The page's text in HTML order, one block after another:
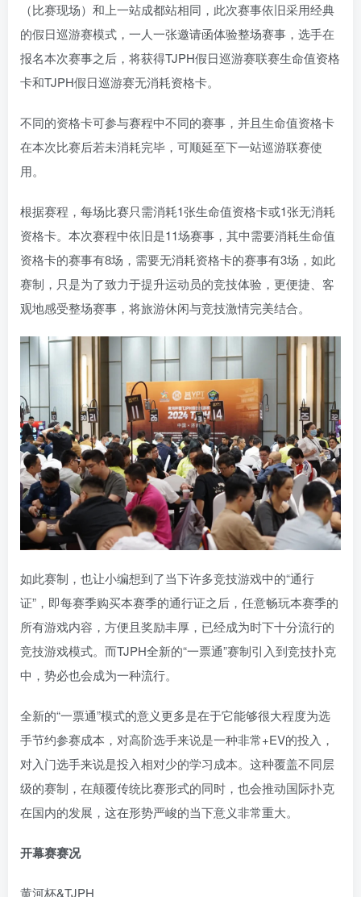
（比赛现场） 和上一站成都站相同，此次赛事依旧采用经典
的假日巡游赛模式，一人一张邀请函体验整场赛事，选手在
报名本次赛事之后，将获得TJPH假日巡游赛联赛生命值资格
卡和TJPH假日巡游赛无消耗资格卡。
不同的资格卡可参与赛程中不同的赛事，并且生命值资格卡
在本次比赛后若未消耗完毕，可顺延至下一站巡游联赛使
用。
根据赛程，每场比赛只需消耗1张生命值资格卡或1张无消耗
资格卡。本次赛程中依旧是11场赛事，其中需要消耗生命值
资格卡的赛事有8场，需要无消耗资格卡的赛事有3场，如此
赛制，只是为了致力于提升运动员的竞技体验，更便捷、客
观地感受整场赛事，将旅游休闲与竞技激情完美结合。
如此赛制，也让小编想到了当下许多竞技游戏中的“通行
证”，即每赛季购买本赛季的通行证之后，任意畅玩本赛季的
所有游戏内容，方便且奖励丰厚，已经成为时下十分流行的
竞技游戏模式。而TJPH全新的“一票通”赛制引入到竞技扑克
中，势必也会成为一种流行。
全新的“一票通”模式的意义更多是在于它能够很大程度为选
手节约参赛成本，对高阶选手来说是一种非常+EV的投入，
对入门选手来说是投入相对少的学习成本。这种覆盖不同层
级的赛制，在颠覆传统比赛形式的同时，也会推动国际扑克
在国内的发展，这在形势严峻的当下意义非常重大。
开幕赛赛况
黄河杯&TJPH